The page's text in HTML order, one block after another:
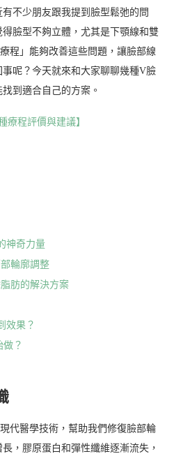
不少朋友跟我提到臉型鬆弛的問
臉型不夠立體，尤其是下顎線和雙
程」能夠改善這些問題，讓臉部線
呢？今天就來和大家聊聊幾種V臉
到適合自己的方案。
療程評價與建議】
神奇力量
輪廓調整
肪的解決方案
效果？
？
代醫學技術，幫助我們修復臉部輪
，膠原蛋白和彈性纖維逐漸流失，